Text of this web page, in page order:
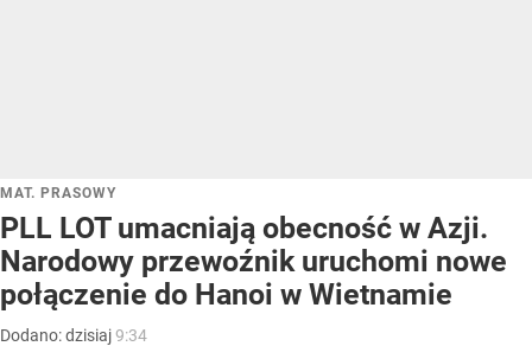
MAT. PRASOWY
PLL LOT umacniają obecność w Azji.
Narodowy przewoźnik uruchomi nowe
połączenie do Hanoi w Wietnamie
Dodano:dzisiaj9:34